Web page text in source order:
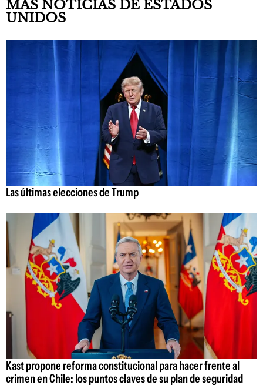
MÁS NOTICIAS DE ESTADOS
UNIDOS
Las últimas elecciones de Trump
Kast propone reforma constitucional para hacer frente al
crimen en Chile: los puntos claves de su plan de seguridad